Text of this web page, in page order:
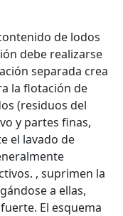
de lodos
debe realizarse
separada crea
la flotación de
(residuos del
y partes finas,
el lavado de
, suprimen la
a ellas,
El esquema